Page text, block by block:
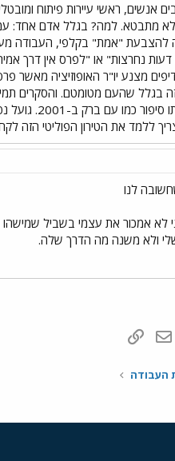
אנשים, ראשי עיירות פיתוח
מתבטא. למה? בגלל אדם אחד:
להצבעת "אמת" בקלפי, העבודה
נחרצות" או "לפרס אין דרך
מצנע יו"ר האופוזיציה
בגלל שהעם מטומטם. והסקרים
צודקים!
ללמד את הטירון הפוליטי הזה
לנו
לא אמכור את עצמי בשביל שמישהו
ולא משנה מה הדרך שלה.
WhatsAppדואר אלקטרוני
העבודה